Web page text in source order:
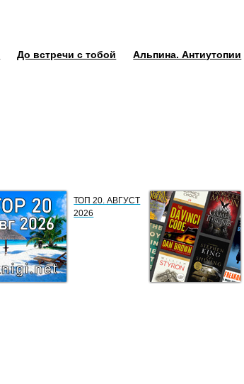
До встречи с тобой
Альпина. Антиутопии
ТОП 20. АВГУСТ
2026